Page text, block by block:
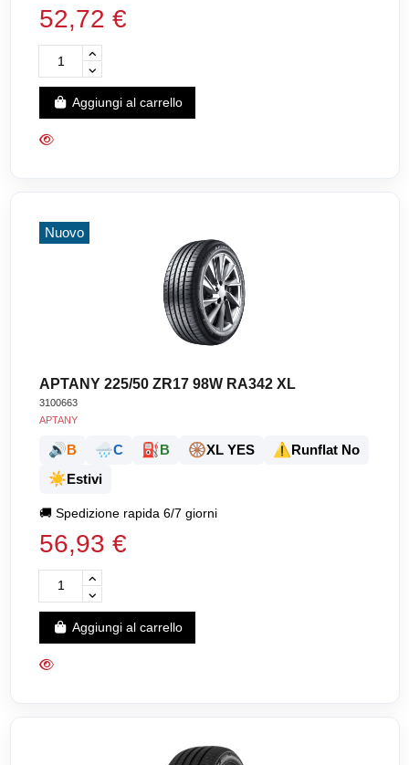
52,72 €
Aggiungi al carrello
Nuovo
APTANY 225/50 ZR17 98W RA342 XL
3100663
APTANY
🔊B 🌧️C ⛽B 🛞XL YES ⚠️Runflat No
☀️Estivi
🚚Spedizione rapida 6/7 giorni
56,93 €
Aggiungi al carrello